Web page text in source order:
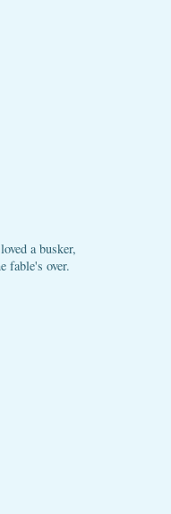
a busker,
fable's over.